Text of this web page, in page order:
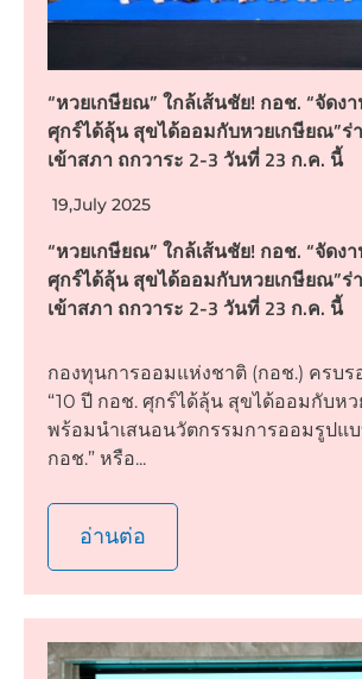
“หวยเกษียณ” ใกล้เส้นชัย! กอช. “จัดง
ศุกร์ได้ลุ้น สุขได้ออมกับหวยเกษียณ”ร่
เข้าสภา ถกวาระ 2-3 วันที่ 23 ก.ค. นี้
19,July 2025
“หวยเกษียณ” ใกล้เส้นชัย! กอช. “จัดง
ศุกร์ได้ลุ้น สุขได้ออมกับหวยเกษียณ”ร่
เข้าสภา ถกวาระ 2-3 วันที่ 23 ก.ค. นี้
กองทุนการออมแห่งชาติ (กอช.) ครบร
“10 ปี กอช. ศุกร์ได้ลุ้น สุขได้ออมกับห
พร้อมนำเสนอนวัตกรรมการออมรูปแ
กอช.” หรือ...
อ่านต่อ